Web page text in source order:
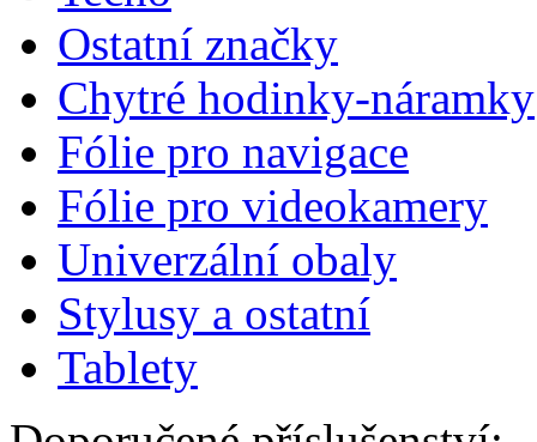
Ostatní značky
Chytré hodinky-náramky
Fólie pro navigace
Fólie pro videokamery
Univerzální obaly
Stylusy a ostatní
Tablety